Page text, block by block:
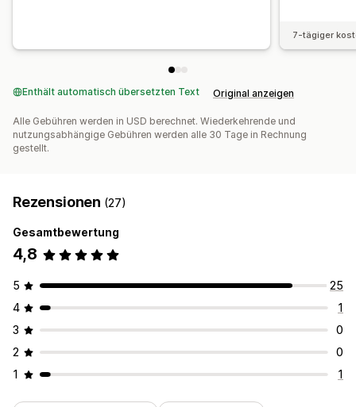
7-tägiger
Enthält automatisch übersetzten Text Original anzeigen
Alle Gebühren werden in USD berechnet. Wiederkehrende und
nutzungsabhängige Gebühren werden alle 30 Tage in Rechnung
gestellt.
Rezensionen (27)
Gesamtbewertung
4,8
5
25
4
1
3
0
2
0
1
1